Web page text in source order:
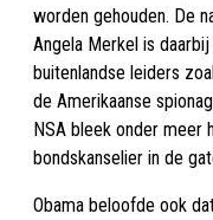
worden gehouden. De
Angela Merkel is
buitenlandse leiders
de Amerikaanse
NSA bleek onder meer
bondskanselier in de
Obama beloofde ook